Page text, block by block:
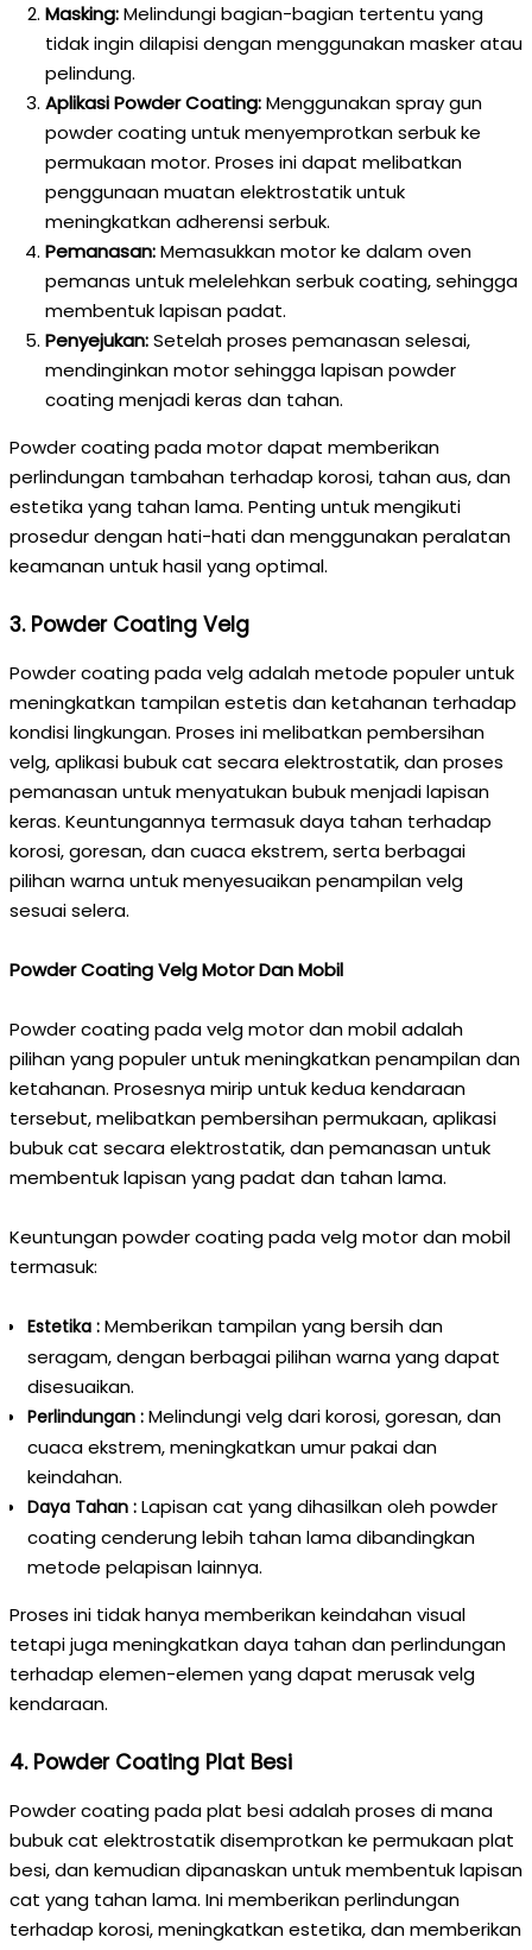
Masking:Melindungi bagian-bagian tertentu yang
tidak ingin dilapisi dengan menggunakan masker atau
pelindung.
Aplikasi Powder Coating:Menggunakan spray gun
powder coating untuk menyemprotkan serbuk ke
permukaan motor. Proses ini dapat melibatkan
penggunaan muatan elektrostatik untuk
meningkatkan adherensi serbuk.
Pemanasan:Memasukkan motor ke dalam oven
pemanas untuk melelehkan serbuk coating, sehingga
membentuk lapisan padat.
Penyejukan:Setelah proses pemanasan selesai,
mendinginkan motor sehingga lapisan powder
coating menjadi keras dan tahan.
Powder coating pada motor dapat memberikan
perlindungan tambahan terhadap korosi, tahan aus, dan
estetika yang tahan lama. Penting untuk mengikuti
prosedur dengan hati-hati dan menggunakan peralatan
keamanan untuk hasil yang optimal.
3. Powder Coating Velg
Powder coating pada velg adalah metode populer untuk
meningkatkan tampilan estetis dan ketahanan terhadap
kondisi lingkungan. Proses ini melibatkan pembersihan
velg, aplikasi bubuk cat secara elektrostatik, dan proses
pemanasan untuk menyatukan bubuk menjadi lapisan
keras. Keuntungannya termasuk daya tahan terhadap
korosi, goresan, dan cuaca ekstrem, serta berbagai
pilihan warna untuk menyesuaikan penampilan velg
sesuai selera.
Powder Coating Velg Motor Dan Mobil
Powder coating pada velg motor dan mobil adalah
pilihan yang populer untuk meningkatkan penampilan dan
ketahanan. Prosesnya mirip untuk kedua kendaraan
tersebut, melibatkan pembersihan permukaan, aplikasi
bubuk cat secara elektrostatik, dan pemanasan untuk
membentuk lapisan yang padat dan tahan lama.
Keuntungan powder coating pada velg motor dan mobil
termasuk:
Estetika : Memberikan tampilan yang bersih dan
seragam, dengan berbagai pilihan warna yang dapat
disesuaikan.
Perlindungan : Melindungi velg dari korosi, goresan, dan
cuaca ekstrem, meningkatkan umur pakai dan
keindahan.
Daya Tahan : Lapisan cat yang dihasilkan oleh powder
coating cenderung lebih tahan lama dibandingkan
metode pelapisan lainnya.
Proses ini tidak hanya memberikan keindahan visual
tetapi juga meningkatkan daya tahan dan perlindungan
terhadap elemen-elemen yang dapat merusak velg
kendaraan.
4. Powder Coating Plat Besi
Powder coating pada plat besi adalah proses di mana
bubuk cat elektrostatik disemprotkan ke permukaan plat
besi, dan kemudian dipanaskan untuk membentuk lapisan
cat yang tahan lama. Ini memberikan perlindungan
terhadap korosi, meningkatkan estetika, dan memberikan